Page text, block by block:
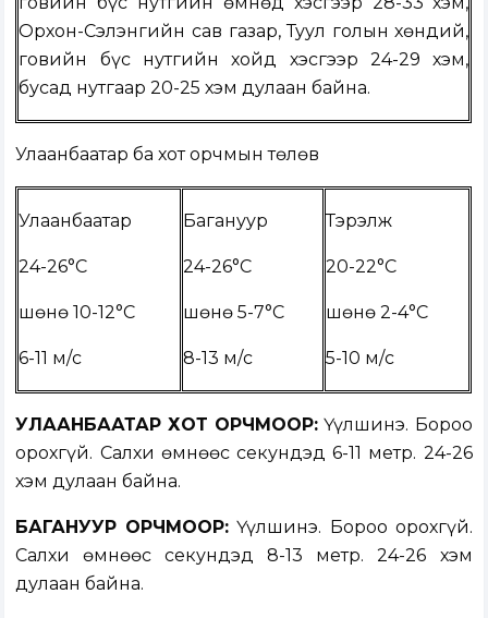
Орхон-Сэлэнгийн сав газар, Туул голын хөндий,
говийн бүс нутгийн хойд хэсгээр 24-29 хэм,
бусад нутгаар 20-25 хэм дулаан байна.
Улаанбаатар ба хот орчмын төлөв
Улаанбаатар
24-26°C
шөнө 10-12°C
6-11 м/с
Багануур
24-26°C
шөнө 5-7°C
8-13 м/с
Тэрэлж
20-22°C
шөнө 2-4°C
5-10 м/с
УЛААНБААТАР ХОТ ОРЧМООР: Үүлшинэ. Бороо
орохгүй. Салхи өмнөөс секундэд 6-11 метр. 24-26
хэм дулаан байна.
БАГАНУУР ОРЧМООР: Үүлшинэ. Бороо орохгүй.
Салхи өмнөөс секундэд 8-13 метр. 24-26 хэм
дулаан байна.